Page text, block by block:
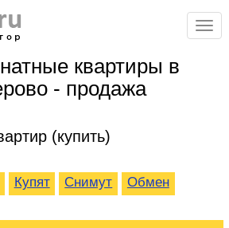
квартиры в
- продажа
(купить)
Купят Снимут Обмен